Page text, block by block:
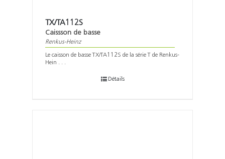
TX/TA112S
Caissson de basse
Renkus-Heinz
Le caisson de basse TX/TA112S de la série T de Renkus-
Hein . . .
Détails